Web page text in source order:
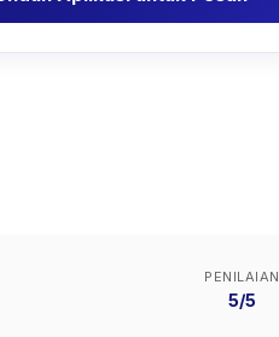
PENILAIAN
5/5